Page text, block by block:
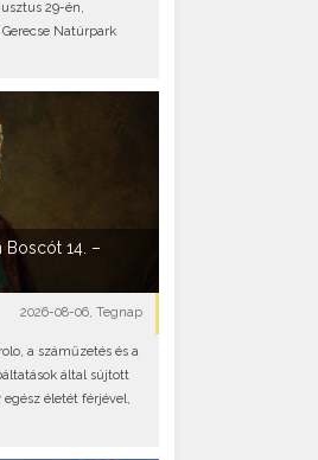
29-én,
Natúrpark
14. –
2026-08-06, Tegnap
a száműzetés és a
által sújtott
életét férjével,